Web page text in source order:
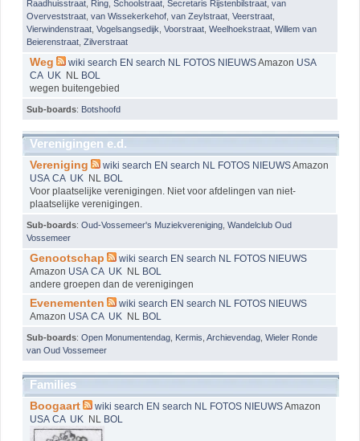
Raadhuisstraat Ring Schoolstraat Secretaris Rijstenbilstraat van
Overveststraat van Wissekerkehof van Zeylstraat Veerstraat
Vierwindenstraat Vogelsangsedijk Voorstraat Weelhoekstraat Willem van
Beierenstraat Zilverstraat
Weg wiki search EN search NL FOTOS NIEUWSAmazon USA
CA UK NL BOL
wegen buitengebied
Sub-boards: Botshoofd
Verenigingen e.d.
Vereniging wiki search EN search NL FOTOS NIEUWSAmazon
USA CA UK NL BOL
Voor plaatselijke verenigingen. Niet voor afdelingen van niet-
plaatselijke verenigingen.
Sub-boards: Oud-Vossemeer's Muziekvereniging Wandelclub Oud
Vossemeer
Genootschap wiki search EN search NL FOTOS NIEUWS
Amazon USA CA UK NL BOL
andere groepen dan de verenigingen
Evenementen wiki search EN search NL FOTOS NIEUWS
Amazon USA CA UK NL BOL
Sub-boards: Open Monumentendag Kermis Archievendag Wieler Ronde
van Oud Vossemeer
Families
Boogaart wiki search EN search NL FOTOS NIEUWSAmazon
USA CA UK NL BOL